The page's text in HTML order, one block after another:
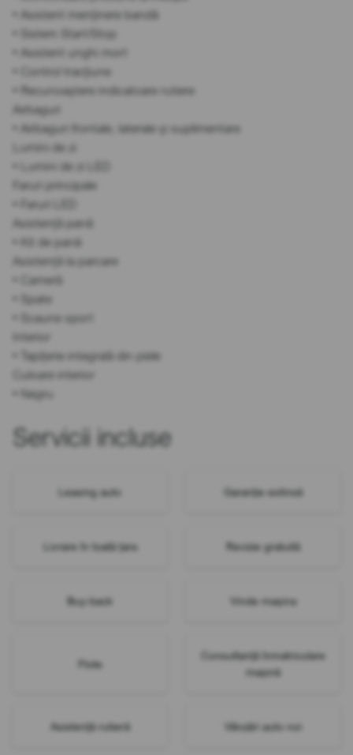
• Asistent menținere bandă
• Sistem Start/Stop
• Asistent unghi mort
• Control tracțiune
• Recunoaștere indicatoare rutiere
Airbaguri
• Airbaguri frontale, laterale și suplimentare
Lumini de zi
• Lumini de zi LED
Faruri principale
• Faruri LED
Asistență pană
• Kit de pană
Asistență la parcare
• Cameră
• Spate
• Scaune sport
Interior
• Tapițerie integrală din piele
Culoare interior
• Negru
Servicii incluse
Leasing auto Garanție extinsă
Livrare în toată țara Revizie gratuită
Buy-back Vinde mașina
Flote
Consultanță înmatriculare
mașină
Asistență rutieră Vânzări auto noi